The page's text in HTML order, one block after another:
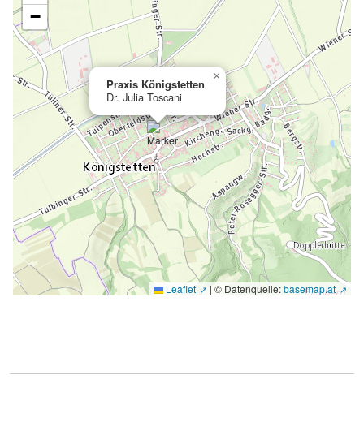
Praxis Königstetten
Dr. Julia Toscani
×
−
Leaflet | © Datenquelle:basemap.at